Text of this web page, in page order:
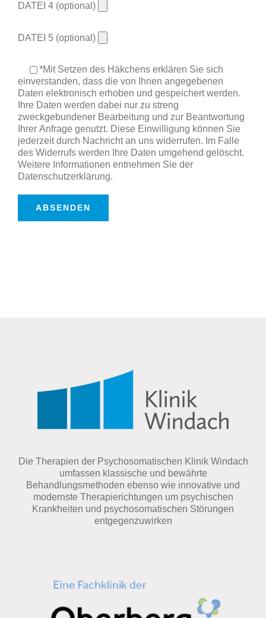
DATEI 4 (optional)
DATEI 5 (optional)
*Mit Setzen des Häkchens erklären Sie sich
einverstanden, dass die von Ihnen angegebenen
Daten elektronisch erhoben und gespeichert werden.
Ihre Daten werden dabei nur zu streng
zweckgebundener Bearbeitung und zur Beantwortung
Ihrer Anfrage genutzt. Diese Einwilligung können Sie
jederzeit durch Nachricht an uns widerrufen. Im Falle
des Widerrufs werden Ihre Daten umgehend gelöscht.
Weitere Informationen entnehmen Sie der
Datenschutzerklärung.
Die Therapien der Psychosomatischen Klinik Windach
umfassen klassische und bewährte
Behandlungsmethoden ebenso wie innovative und
modernste Therapierichtungen um psychischen
Krankheiten und psychosomatischen Störungen
entgegenzuwirken